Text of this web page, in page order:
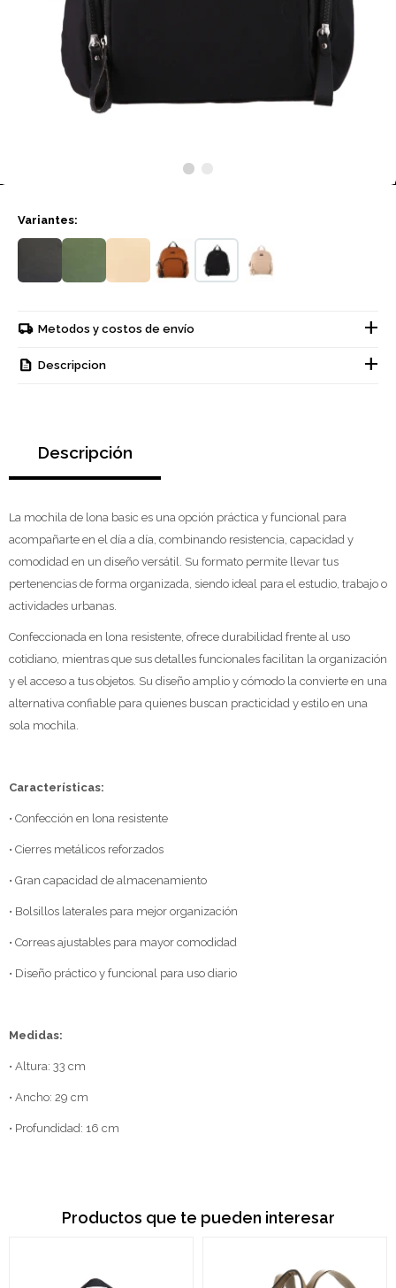
Variantes:
Metodos y costos de envío
Descripcion
Descripción
La mochila de lona basic es una opción práctica y funcional para
acompañarte en el día a día, combinando resistencia, capacidad y
comodidad en un diseño versátil. Su formato permite llevar tus
pertenencias de forma organizada, siendo ideal para el estudio, trabajo o
actividades urbanas.
Confeccionada en lona resistente, ofrece durabilidad frente al uso
cotidiano, mientras que sus detalles funcionales facilitan la organización
y el acceso a tus objetos. Su diseño amplio y cómodo la convierte en una
alternativa confiable para quienes buscan practicidad y estilo en una
sola mochila.
Características:
• Confección en lona resistente
• Cierres metálicos reforzados
• Gran capacidad de almacenamiento
• Bolsillos laterales para mejor organización
• Correas ajustables para mayor comodidad
• Diseño práctico y funcional para uso diario
Medidas:
• Altura: 33 cm
• Ancho: 29 cm
• Profundidad: 16 cm
Productos que te pueden interesar